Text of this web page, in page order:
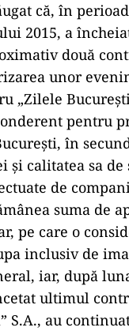
că, în
2015, a
două
unor
„Zilele
pentru
în
și calitatea sa de
de
suma de
pe care o
inclusiv de
iar, după
ultimul
S.A., au